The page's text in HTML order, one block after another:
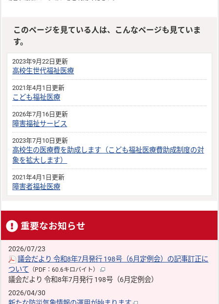
このページを見ている人は、こんなページも見ていま
す。
2023年9月22日更新
高校生世代福祉医療
2021年4月1日更新
こども福祉医療
2026年7月16日更新
障害福祉サービス
2023年7月10日更新
高校生の医療費を助成します（こども福祉医療費助成制度の対
象を拡大します）
2021年4月1日更新
障害者福祉医療
重要なお知らせ
2026/07/23
議会だより 令和8年7月発行 198号（6月定例会）の記事訂正に
ついて （PDF：60.6キロバイト）
議会だより 令和8年7月発行 198号（6月定例会）
2026/04/30